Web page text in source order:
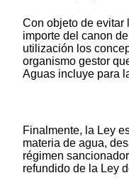
Con objeto de evitar
importe del canon
utilización los
organismo gestor
Aguas incluye para
Finalmente, la Ley
materia de agua,
régimen
refundido de la Ley